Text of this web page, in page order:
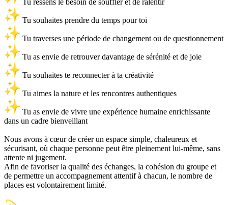
Tu souhaites prendre du temps pour toi
Tu traverses une période de changement ou de questionnement
Tu as envie de retrouver davantage de sérénité et de joie
Tu souhaites te reconnecter à ta créativité
Tu aimes la nature et les rencontres authentiques
Tu as envie de vivre une expérience humaine enrichissante
dans un cadre bienveillant
Nous avons à cœur de créer un espace simple, chaleureux et
sécurisant, où chaque personne peut être pleinement lui-même, sans
attente ni jugement.
Afin de favoriser la qualité des échanges, la cohésion du groupe et
de permettre un accompagnement attentif à chacun, le nombre de
places est volontairement limité.